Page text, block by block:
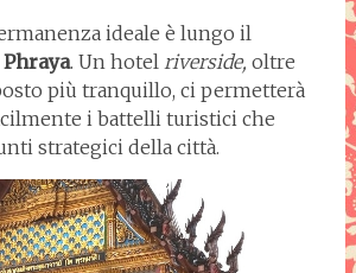
ideale è lungo il
Phraya. Un hotel riverside, oltre
più tranquillo, ci permetterà
i battelli turistici che
strategici della città.